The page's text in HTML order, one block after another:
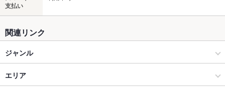
支払い
関連リンク
ジャンル
居酒屋
エリア